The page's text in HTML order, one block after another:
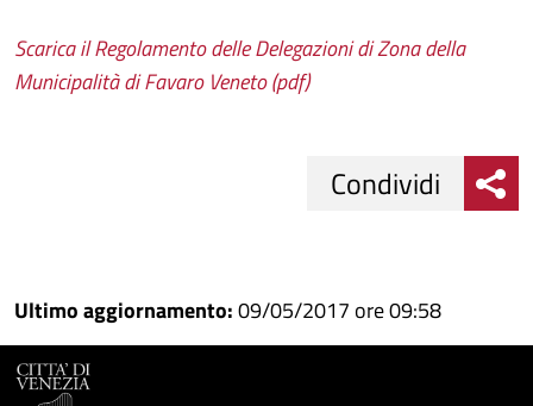
Scarica il Regolamento delle Delegazioni di Zona della
Municipalità di Favaro Veneto (pdf)
su
Facebook
Condividi
su
Condividi
Condividi
Ultimo aggiornamento:09/05/2017 ore 09:58